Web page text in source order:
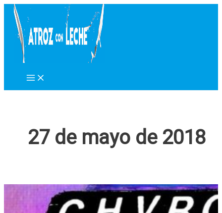
contenido
27 de mayo de 2018